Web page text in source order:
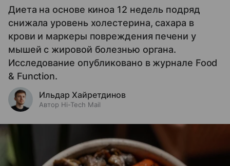
Диета на основе киноа 12 недель подряд
снижала уровень холестерина, сахара в
крови и маркеры повреждения печени у
мышей с жировой болезнью органа.
Исследование опубликовано в журнале Food
& Function.
Ильдар Хайретдинов
Автор Hi-Tech Mail